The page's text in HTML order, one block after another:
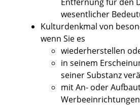
wesentlicher
Kulturdenkmal von
wenn Sie es
wiederherstellen
in seinem
seiner Substanz
mit An- oder